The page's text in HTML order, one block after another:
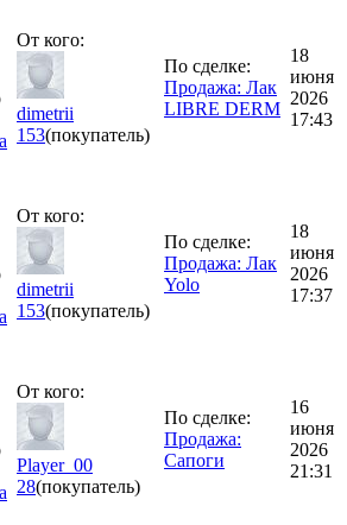
От кого:
dimetrii
153(покупатель)
По сделке:
Продажа: Лак
LIBRE DERM
18
июня
2026
17:43
От кого:
dimetrii
153(покупатель)
По сделке:
Продажа: Лак
Yolo
18
июня
2026
17:37
От кого:
Player_00
28(покупатель)
По сделке:
Продажа:
Сапоги
16
июня
2026
21:31